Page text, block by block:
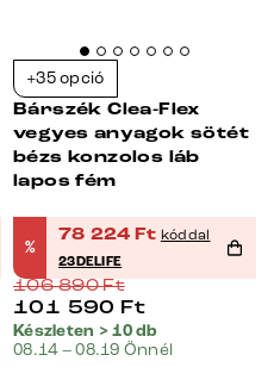
+35 opció
Bárszék Clea-Flex
vegyes anyagok sötét
bézs konzolos láb
lapos fém
%
78 224 Ft kóddal
23DELIFE
106 890Ft
101 590 Ft
Készleten > 10 db
08.14 – 08.19 Önnél